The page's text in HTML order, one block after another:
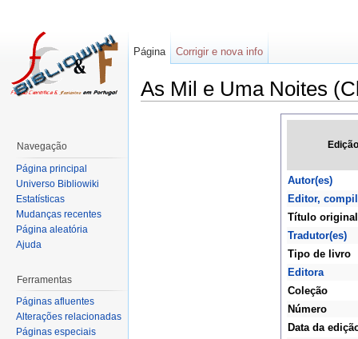
As Mil e Uma Noites
Autor(es)
Editor,
Título original
Tradutor(es)
Tipo de livro
Editora
Coleção
Número
Data da
Página Corrigir e nova info
Navegação
Página principal
Universo Bibliowiki
Estatísticas
Mudanças recentes
Página aleatória
Ajuda
Ferramentas
Páginas afluentes
Alterações relacionadas
Páginas especiais